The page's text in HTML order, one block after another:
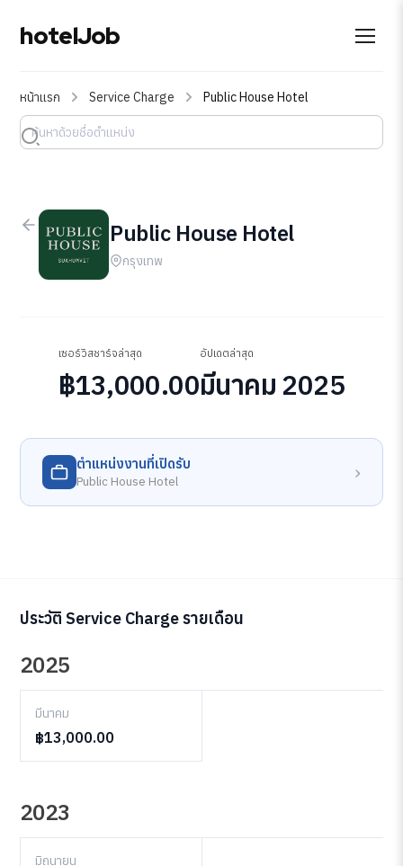
hotelJob
หน้าแรก Service Charge Public House Hotel
Public House Hotel
กรุงเทพ
เซอร์วิสชาร์จล่าสุด
฿13,000.00
อัปเดตล่าสุด
มีนาคม 2025
ตำแหน่งงานที่เปิดรับ
Public House Hotel ›
ประวัติ Service Charge รายเดือน
2025
มีนาคม
฿13,000.00
2023
มิถุนายน